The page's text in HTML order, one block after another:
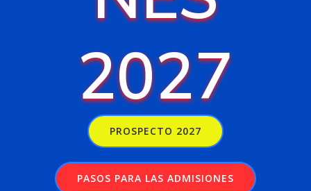
2027
PROSPECTO 2027
PASOS PARA LAS ADMISIONES